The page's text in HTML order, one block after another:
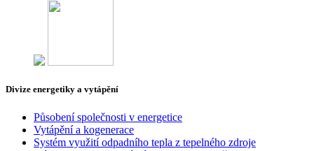
Divize energetiky a vytápění
Působení společnosti v energetice
Vytápění a kogenerace
Systém využití odpadního tepla z tepelného zdroje